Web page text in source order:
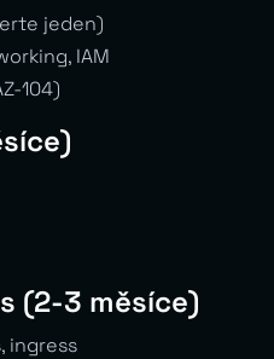
jeden)
IAM
104)
(2-3 měsíce)
ingress